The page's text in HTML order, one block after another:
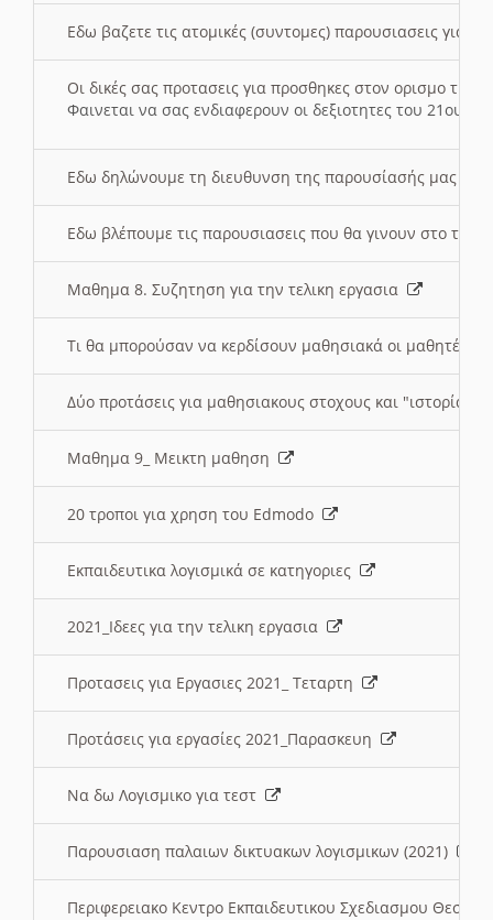
Εδω βαζετε τις ατομικές (συντομες) παρουσιασεις για
Οι δικές σας προτασεις για προσθηκες στον ορισμο
Φαινεται να σας ενδιαφερουν οι δεξιοτητες του 21ου
Εδω δηλώνουμε τη διευθυνση της παρουσίασής μας
Εδω βλέπουμε τις παρουσιασεις που θα γινουν στο
Μαθημα 8. Συζητηση για την τελικη εργασια
Τι θα μπορούσαν να κερδίσουν μαθησιακά οι μαθητές/
Δύο προτάσεις για μαθησιακους στοχους και "ιστορία"
Μαθημα 9_ Μεικτη μαθηση
20 τροποι για χρηση του Edmodo
Εκπαιδευτικα λογισμικά σε κατηγοριες
2021_Ιδεες για την τελικη εργασια
Προτασεις για Εργασιες 2021_ Τεταρτη
Προτάσεις για εργασίες 2021_Παρασκευη
Να δω Λογισμικο για τεστ
Παρουσιαση παλαιων δικτυακων λογισμικων (2021)
Περιφερειακο Κεντρο Εκπαιδευτικου Σχεδιασμου